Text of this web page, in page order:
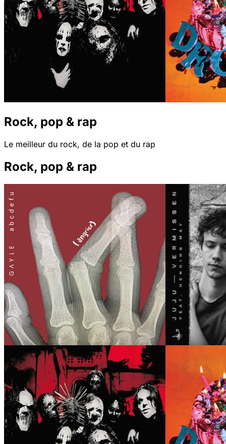
Rock, pop & rap
Le meilleur du rock, de la pop et du rap
Rock, pop & rap